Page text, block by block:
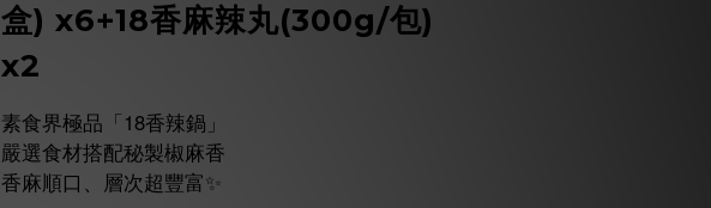
盒) x6+18香麻辣丸(300g/包)
x2
素食界極品「18香辣鍋」
嚴選食材搭配秘製椒麻香
香麻順口、層次超豐富✨